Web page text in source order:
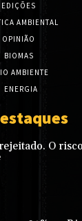
EDIÇÕES
AMBIENTAL
OPINIÃO
BIOMAS
AMBIENTE
ENERGIA
O